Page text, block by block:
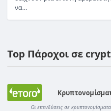
να…
Top Πάροχοι σε
Οι επενδύσεις σε κρυπτονομίσματα